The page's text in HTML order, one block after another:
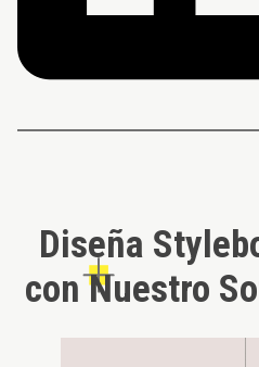
Diseña
con Nuestro